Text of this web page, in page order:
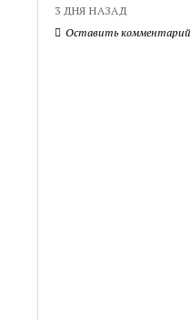
3 ДНЯ НАЗАД
Оставить комментарий